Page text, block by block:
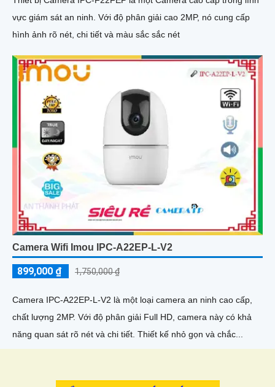
vực giám sát an ninh. Với độ phân giải cao 2MP, nó cung cấp
hình ảnh rõ nét, chi tiết và màu sắc sắc nét
Camera Wifi Imou IPC-A22EP-L-V2
899,000 ₫ 1,750,000 ₫
Camera IPC-A22EP-L-V2 là một loại camera an ninh cao cấp,
chất lượng 2MP. Với độ phân giải Full HD, camera này có khả
năng quan sát rõ nét và chi tiết. Thiết kế nhỏ gọn và chắc...